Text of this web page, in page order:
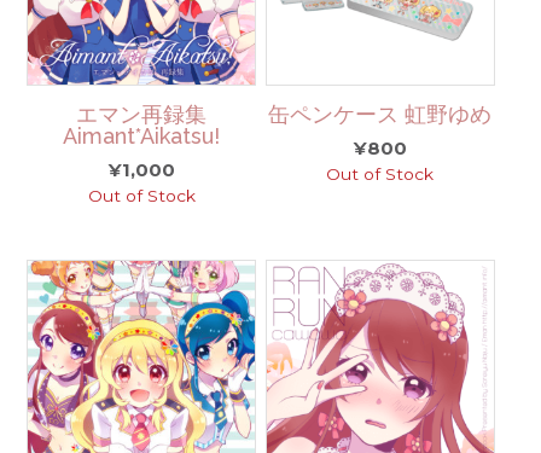
エマン再録集
Aimant*Aikatsu!
¥1,000
Out of Stock
缶ペンケース 虹野ゆめ
¥800
Out of Stock